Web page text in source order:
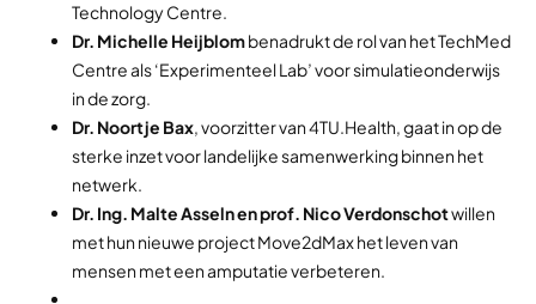
Technology Centre.
Dr. Michelle Heijblombenadrukt de rol van het TechMed
Centre als ‘Experimenteel Lab’ voor simulatieonderwijs
in de zorg.
Dr. Noortje Bax, voorzitter van 4TU.Health, gaat in op de
sterke inzet voor landelijke samenwerking binnen het
netwerk.
Dr. Ing. Malte Asseln en prof. Nico Verdonschotwillen
met hun nieuwe project Move2dMax het leven van
mensen met een amputatie verbeteren.